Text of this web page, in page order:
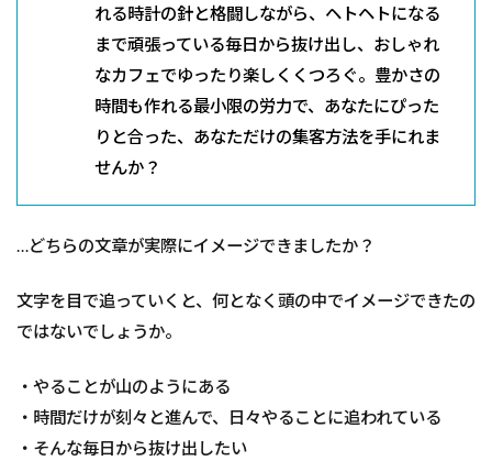
れる時計の針と格闘しながら、ヘトヘトになる
まで頑張っている毎日から抜け出し、おしゃれ
なカフェでゆったり楽しくくつろぐ。豊かさの
時間も作れる最小限の労力で、あなたにぴった
りと合った、あなただけの集客方法を手にれま
せんか？
…どちらの文章が実際にイメージできましたか？
文字を目で追っていくと、何となく頭の中でイメージできたの
ではないでしょうか。
・やることが山のようにある
・時間だけが刻々と進んで、日々やることに追われている
・そんな毎日から抜け出したい